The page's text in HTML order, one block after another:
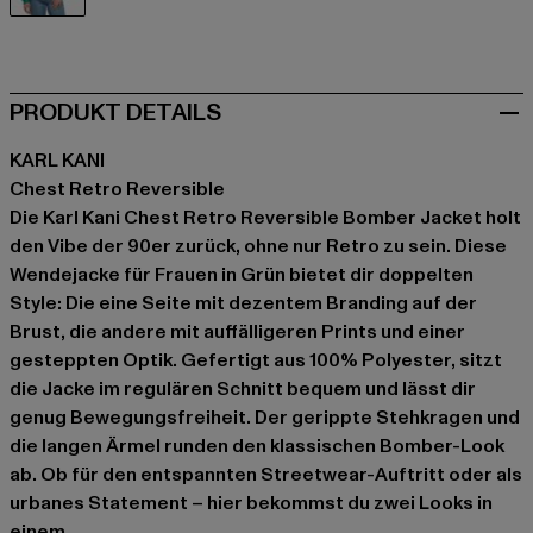
PRODUKT DETAILS
KARL KANI
Chest Retro Reversible
Die Karl Kani Chest Retro Reversible Bomber Jacket holt
den Vibe der 90er zurück, ohne nur Retro zu sein. Diese
Wendejacke für Frauen in Grün bietet dir doppelten
Style: Die eine Seite mit dezentem Branding auf der
Brust, die andere mit auffälligeren Prints und einer
gesteppten Optik. Gefertigt aus 100% Polyester, sitzt
die Jacke im regulären Schnitt bequem und lässt dir
genug Bewegungsfreiheit. Der gerippte Stehkragen und
die langen Ärmel runden den klassischen Bomber-Look
ab. Ob für den entspannten Streetwear-Auftritt oder als
urbanes Statement – hier bekommst du zwei Looks in